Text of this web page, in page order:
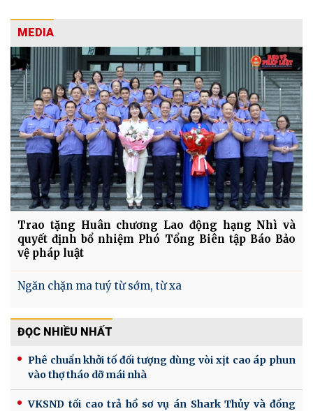
MEDIA
Trao tặng Huân chương Lao động hạng Nhì và
quyết định bổ nhiệm Phó Tổng Biên tập Báo Bảo
vệ pháp luật
Ngăn chặn ma tuý từ sớm, từ xa
ĐỌC NHIỀU NHẤT
Phê chuẩn khởi tố đối tượng dùng vòi xịt cao áp phun
vào thợ tháo dỡ mái nhà
VKSND tối cao trả hồ sơ vụ án Shark Thủy và đồng